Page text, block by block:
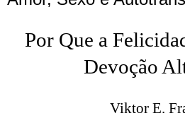
Por Que a
Devoção
Viktor E.